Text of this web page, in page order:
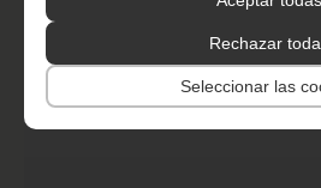
Rechazar
Seleccionar las